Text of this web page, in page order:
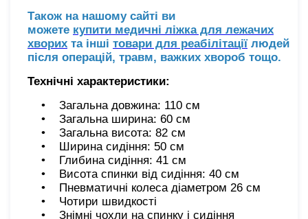
Також на нашому сайті ви
можете купити медичні ліжка для лежачих
хворих та інші товари для реабілітації людей
після операцій, травм, важких хвороб тощо.
Технічні характеристики:
• Загальна довжина: 110 см
• Загальна ширина: 60 см
• Загальна висота: 82 см
• Ширина сидіння: 50 см
• Глибина сидіння: 41 см
• Висота спинки від сидіння: 40 см
• Пневматичні колеса діаметром 26 см
• Чотири швидкості
• Знімні чохли на спинку і сидіння